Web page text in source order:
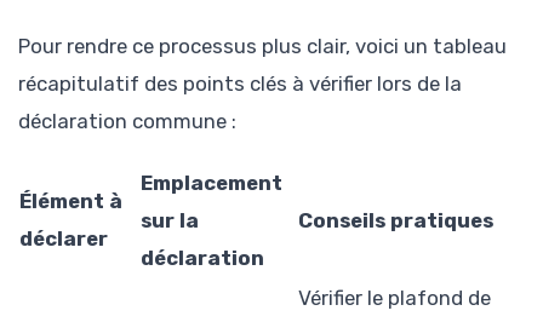
Pour rendre ce processus plus clair, voici un tableau
récapitulatif des points clés à vérifier lors de la
déclaration commune :
Élément à
déclarer
Emplacement
sur la
déclaration
Conseils pratiques
Vérifier le plafond de